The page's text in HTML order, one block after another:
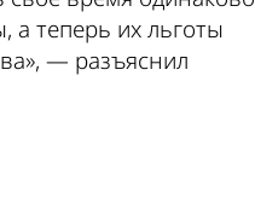
а теперь их льготы
— разъяснил